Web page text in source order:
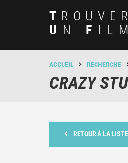
T ROUVER
U N F ILM
ACCUEIL RECHERCHE
CRAZY
RETOUR À LA